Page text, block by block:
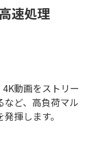
速処理
動画をストリー
など、高負荷マル
揮します。